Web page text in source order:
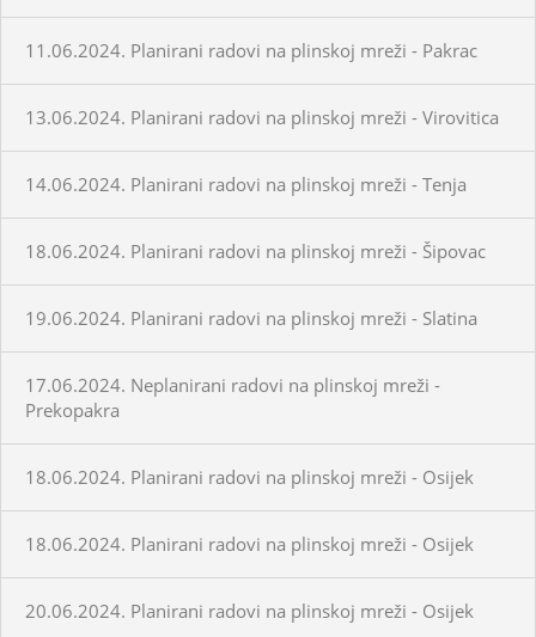
11.06.2024. Planirani radovi na plinskoj mreži - Pakrac
13.06.2024. Planirani radovi na plinskoj mreži - Virovitica
14.06.2024. Planirani radovi na plinskoj mreži - Tenja
18.06.2024. Planirani radovi na plinskoj mreži - Šipovac
19.06.2024. Planirani radovi na plinskoj mreži - Slatina
17.06.2024. Neplanirani radovi na plinskoj mreži -
Prekopakra
18.06.2024. Planirani radovi na plinskoj mreži - Osijek
18.06.2024. Planirani radovi na plinskoj mreži - Osijek
20.06.2024. Planirani radovi na plinskoj mreži - Osijek